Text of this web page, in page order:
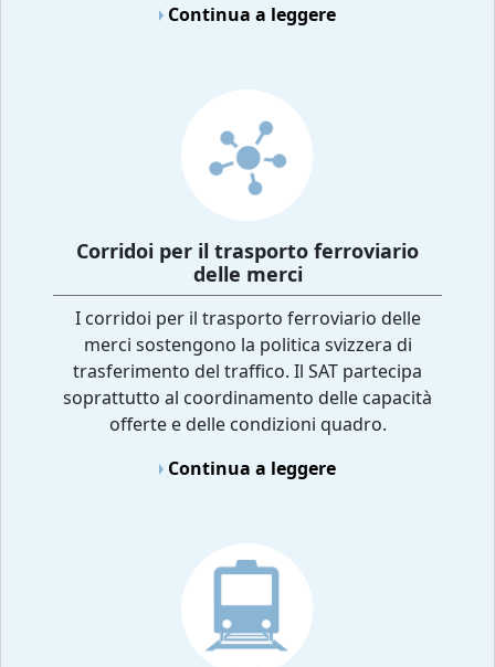
Continua a leggere
Corridoi per il trasporto ferroviario
delle merci
I corridoi per il trasporto ferroviario delle
merci sostengono la politica svizzera di
trasferimento del traffico. Il SAT partecipa
soprattutto al coordinamento delle capacità
offerte e delle condizioni quadro.
Continua a leggere